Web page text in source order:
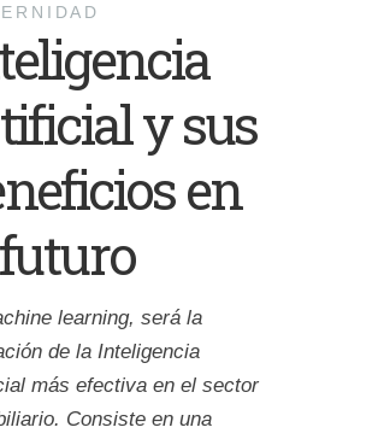
y sus
en
learning, será la
de la Inteligencia
más efectiva en el sector
Consiste en una